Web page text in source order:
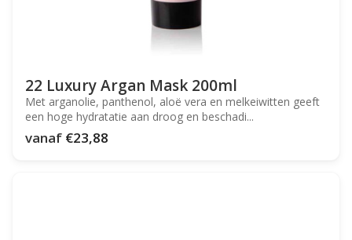
22 Luxury Argan Mask 200ml
Met arganolie, panthenol, aloë vera en melkeiwitten geeft
een hoge hydratatie aan droog en beschadi...
vanaf €23,88